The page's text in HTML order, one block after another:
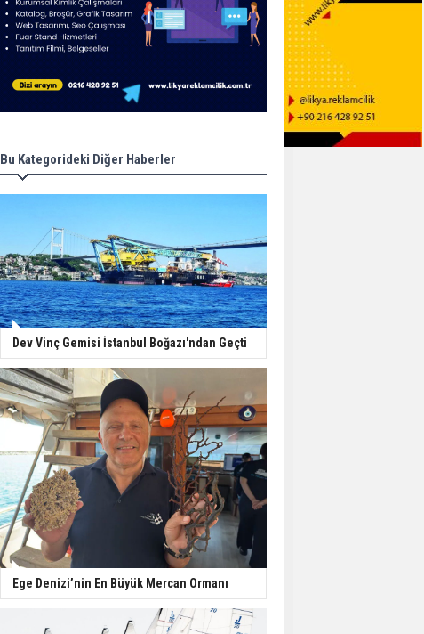
Bu Kategorideki Diğer Haberler
Dev Vinç Gemisi İstanbul Boğazı'ndan Geçti
Ege Denizi’nin En Büyük Mercan Ormanı